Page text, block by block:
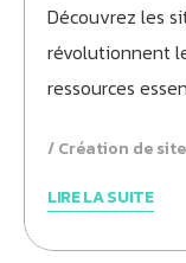
Découvrez les
révolutionnent
ressources
Création de
LIRE LA SUITE